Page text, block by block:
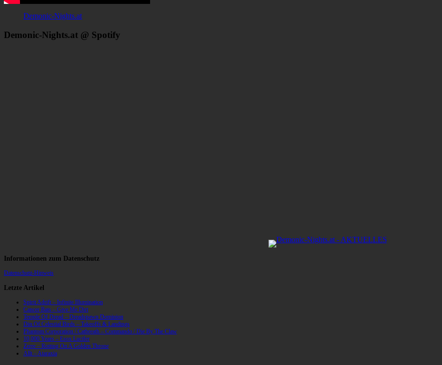
Demonic-Nights.at
Demonic-Nights.at @ Spotify
Informationen zum Datenschutz
Datenschutz-Hinweis
Letzte Artikel
Spirit Adrift – Infinite Illumination
Cancer Bats – Give Me Dirt
Temple Of Dread – Dreadspawn Dominion
Din Of Celestial Birds – Takeoffs & Landings
Phantom Corporation / Catbreath – Commando / Die By The Claw
10,000 Years – Esox Lucifer
Zerre – Rotting On A Golden Throne
Allt – Ataraxia